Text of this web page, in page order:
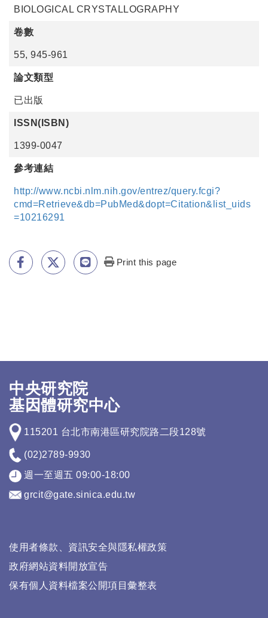
BIOLOGICAL CRYSTALLOGRAPHY
卷數
55, 945-961
論文類型
已出版
ISSN(ISBN)
1399-0047
參考連結
http://www.ncbi.nlm.nih.gov/entrez/query.fcgi?
cmd=Retrieve&db=PubMed&dopt=Citation&list_uids
=10216291
Print this page
中央研究院
基因體研究中心
115201 台北市南港區研究院路二段128號
(02)2789-9930
週一至週五 09:00-18:00
grcit@gate.sinica.edu.tw
使用者條款、資訊安全與隱私權政策
政府網站資料開放宣告
保有個人資料檔案公開項目彙整表